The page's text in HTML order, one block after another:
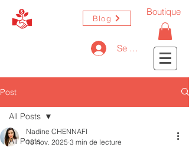
Blog
Se connecter
Boutique
Post
All Posts
All Posts
Nadine CHENNAFI
18 nov. 2025 3 min de lecture